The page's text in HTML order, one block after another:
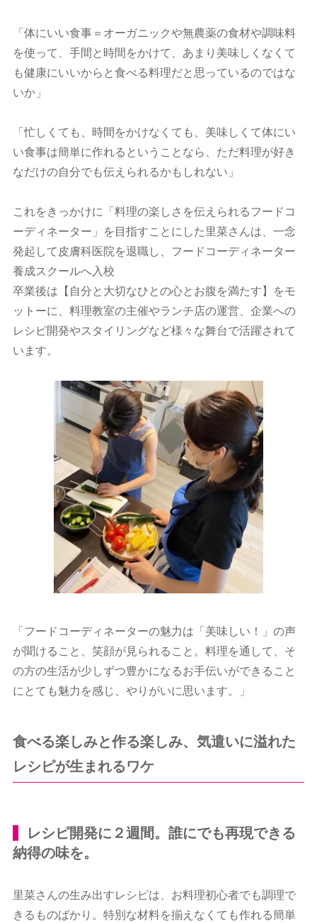
「体にいい食事＝オーガニックや無農薬の食材や調味料
を使って、手間と時間をかけて、あまり美味しくなくて
も健康にいいからと食べる料理だと思っているのではな
いか」
「忙しくても、時間をかけなくても、美味しくて体にい
い食事は簡単に作れるということなら、ただ料理が好き
なだけの自分でも伝えられるかもしれない」
これをきっかけに「料理の楽しさを伝えられるフードコ
ーディネーター」を目指すことにした里菜さんは、一念
発起して皮膚科医院を退職し、フードコーディネーター
養成スクールへ入校
卒業後は【自分と大切なひとの心とお腹を満たす】をモ
ットーに、料理教室の主催やランチ店の運営、企業への
レシピ開発やスタイリングなど様々な舞台で活躍されて
います。
「フードコーディネーターの魅力は「美味しい！」の声
が聞けること、笑顔が見られること。料理を通して、そ
の方の生活が少しずつ豊かになるお手伝いができること
にとても魅力を感じ、やりがいに思います。」
食べる楽しみと作る楽しみ、気遣いに溢れた
レシピが生まれるワケ
レシピ開発に２週間。誰にでも再現できる
納得の味を。
里菜さんの生み出すレシピは、お料理初心者でも調理で
きるものばかり。特別な材料を揃えなくても作れる簡単